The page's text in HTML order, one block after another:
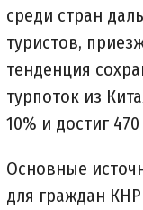
среди стран
туристов,
тенденция
турпоток из
10% и достиг
Основные
для граждан